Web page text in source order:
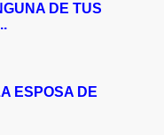
DE TUS
ESPOSA DE